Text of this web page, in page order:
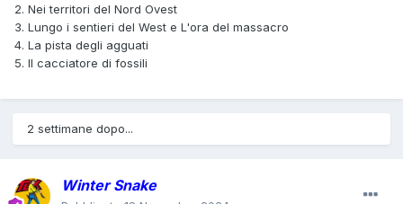
2. Nei territori del Nord Ovest
3. Lungo i sentieri del West e L'ora del massacro
4. La pista degli agguati
5. Il cacciatore di fossili
2 settimane dopo...
Winter Snake